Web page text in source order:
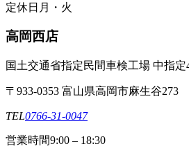
定休日 月・火
高岡西店
国土交通省指定民間車検工場 中指定
〒933-0353 富山県高岡市麻生谷273
TEL0766-31-0047
営業時間9:00 – 18:30